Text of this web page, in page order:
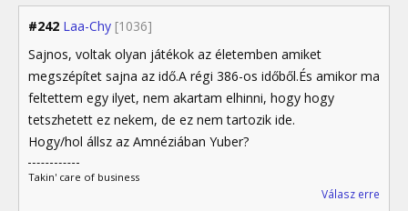
#242 Laa-Chy [1036]
Sajnos, voltak olyan játékok az életemben amiket
megszépítet sajna az idő.A régi 386-os időből.És amikor ma
feltettem egy ilyet, nem akartam elhinni, hogy hogy
tetszhetett ez nekem, de ez nem tartozik ide.
Hogy/hol állsz az Amnéziában Yuber?
Takin' care of business
Válasz erre